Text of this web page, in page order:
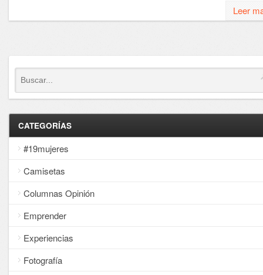
Leer
CATEGORÍAS
#19mujeres
Camisetas
Columnas Opinión
Emprender
Experiencias
Fotografía